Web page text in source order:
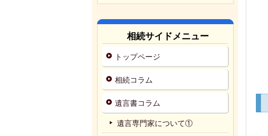
相続サイドメニュー
トップページ
相続コラム
遺言書コラム
遺言専門家について①